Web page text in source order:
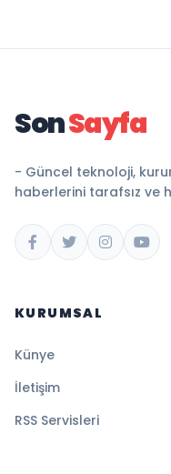
SonSayfa
- Güncel teknoloji,
haberlerini tarafsız ve
KURUMSAL
Künye
İletişim
RSS Servisleri